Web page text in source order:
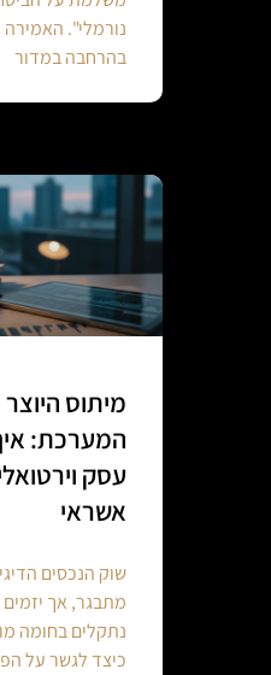
נורמלי".
בהרחבה במדור
מיתוס
המערכת:
עסק
אשראי
שוק הנכסים
מתבגר, אך יזמים
נתקלים בחומה
כיצד לגשר על